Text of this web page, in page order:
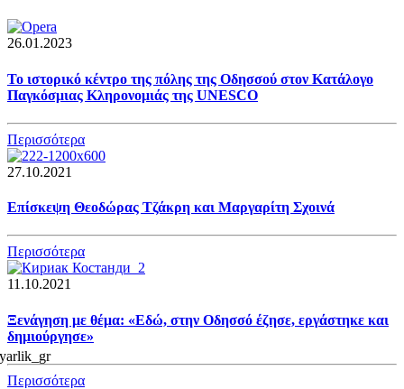
26.01.2023
Το ιστορικό κέντρο της πόλης της Οδησσού στον Κατάλογο
Παγκόσμιας Κληρονομιάς της UNESCO
Περισσότερα
27.10.2021
Επίσκεψη Θεοδώρας Τζάκρη και Μαργαρίτη Σχοινά
Περισσότερα
11.10.2021
Ξενάγηση με θέμα: «Εδώ, στην Οδησσό έζησε, εργάστηκε και
δημιούργησε»
Περισσότερα